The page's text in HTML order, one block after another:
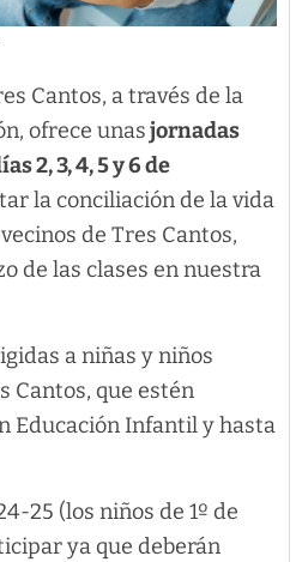
Cantos, a través de la
ofrece unasjornadas
2, 3, 4, 5 y 6 de
la conciliación de la vida
de Tres Cantos,
de las clases en nuestra
a niñas y niños
Cantos, que estén
Educación Infantil y hasta
25 (los niños de 1º de
ya que deberán